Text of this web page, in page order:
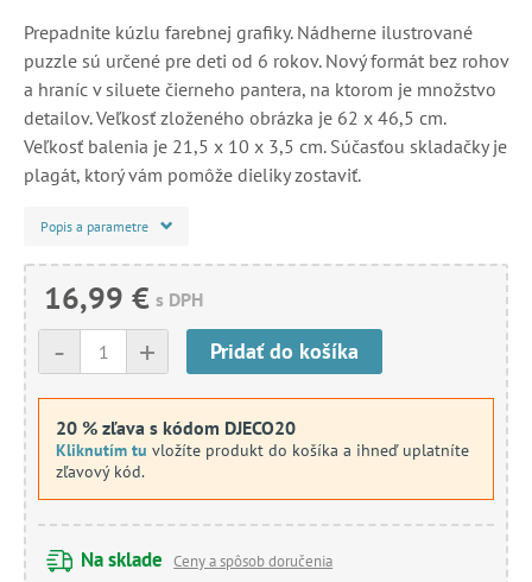
Prepadnite kúzlu farebnej grafiky. Nádherne ilustrované
puzzle sú určené pre deti od 6 rokov. Nový formát bez rohov
a hraníc v siluete čierneho pantera, na ktorom je množstvo
detailov. Veľkosť zloženého obrázka je 62 x 46,5 cm.
Veľkosť balenia je 21,5 x 10 x 3,5 cm. Súčasťou skladačky je
plagát, ktorý vám pomôže dieliky zostaviť.
Popis a parametre
16,99 € s DPH
+
- Pridať do košíka
20 % zľava s kódom DJECO20
Kliknutím tu vložíte produkt do košíka a ihneď uplatníte
zľavový kód.
Na sklade Ceny a spôsob doručenia